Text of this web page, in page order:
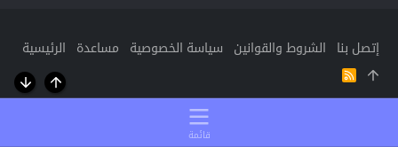
إتصل بنا الشروط والقوانين سياسة الخصوصية مساعدة الرئيسية
R
أعلى
قائمة